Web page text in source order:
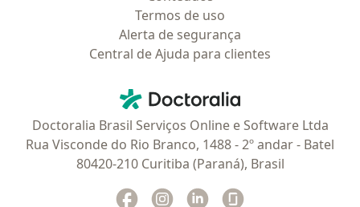
Termos de uso
Alerta de segurança
Central de Ajuda para clientes
Doctoralia - Homepage
Doctoralia Brasil Serviços Online e Software Ltda
Rua Visconde do Rio Branco, 1488 - 2º andar - Batel
80420-210 Curitiba (Paraná), Brasil
Facebook
abre num novo separador
Instagram
abre num novo separador
Linkedin
abre num novo